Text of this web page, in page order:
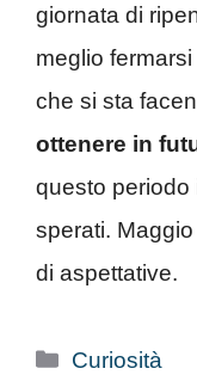
giornata di
meglio
che si sta
ottenere in
questo periodo
sperati.
di aspettative.
Categorie
Curiosità